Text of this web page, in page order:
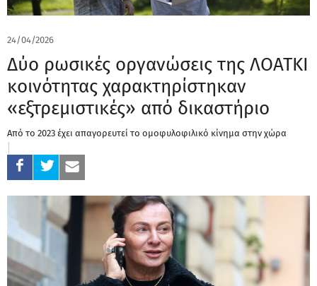
24/04/2026
Δύο ρωσικές οργανώσεις της ΛΟΑΤΚΙ
κοινότητας χαρακτηρίστηκαν
«εξτρεμιστικές» από δικαστήριο
Από το 2023 έχει απαγορευτεί το ομοφυλοφιλικό κίνημα στην χώρα